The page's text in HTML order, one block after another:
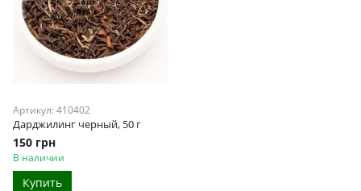
Артикул: 410402
Дарджилинг черный, 50 г
150 грн
В наличии
Купить